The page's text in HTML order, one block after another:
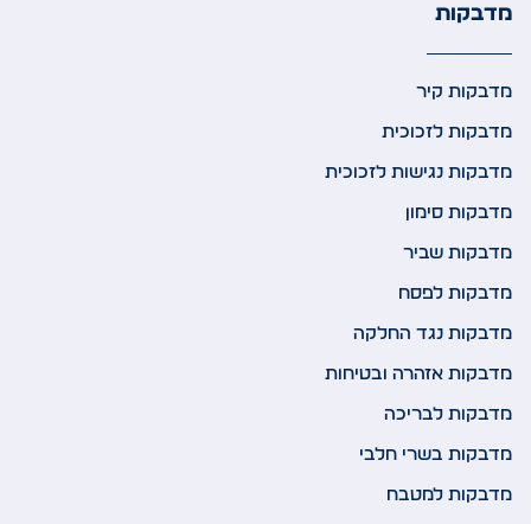
מדבקות
מדבקות קיר
מדבקות לזכוכית
מדבקות נגישות לזכוכית
מדבקות סימון
מדבקות שביר
מדבקות לפסח
מדבקות נגד החלקה
מדבקות אזהרה ובטיחות
מדבקות לבריכה
מדבקות בשרי חלבי
מדבקות למטבח